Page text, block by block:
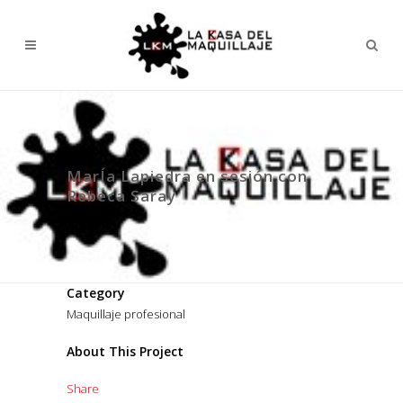
MarÍa Lapiedra en sesión con
Rebeca Saray
Category
Maquillaje profesional
About This Project
Share